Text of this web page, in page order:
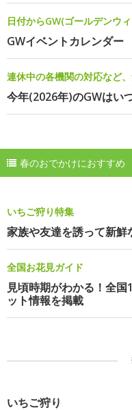
日付からGW(ゴールデンウ
GWイベントカレンダー
連休中の各機関の対応など
今年(2026年)のGWはい
春のおでかけにおすすめ
いちご狩り特集
家族や友達を誘って新鮮
全国お花見ガイド
見頃時期がわかる！全
ット情報を掲載
いちご狩り